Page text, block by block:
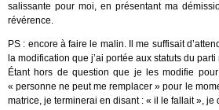
salissante pour moi, en présentant ma
révérence.
PS : encore à faire le malin. Il me suffisait
la modification que j’ai portée aux statuts du
Étant hors de question que je les modifie
« personne ne peut me remplacer » pour le
matrice, je terminerai en disant : « il le fallait », je